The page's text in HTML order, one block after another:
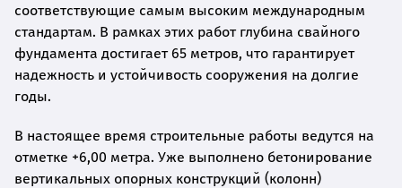
соответствующие самым высоким международным
стандартам. В рамках этих работ глубина свайного
фундамента достигает 65 метров, что гарантирует
надежность и устойчивость сооружения на долгие
годы.
В настоящее время строительные работы ведутся на
отметке +6,00 метра. Уже выполнено бетонирование
вертикальных опорных конструкций (колонн)